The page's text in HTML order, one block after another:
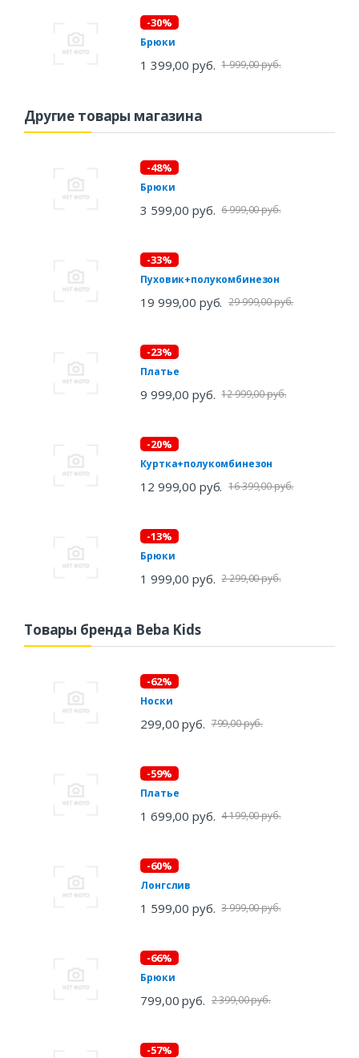
-30%
Брюки
1 399,00 руб. 1 999,00 руб.
Другие товары магазина
-48%
Брюки
3 599,00 руб. 6 999,00 руб.
-33%
Пуховик+полукомбинезон
19 999,00 руб. 29 999,00 руб.
-23%
Платье
9 999,00 руб. 12 999,00 руб.
-20%
Куртка+полукомбинезон
12 999,00 руб. 16 399,00 руб.
-13%
Брюки
1 999,00 руб. 2 299,00 руб.
Товары бренда Beba Kids
-62%
Носки
299,00 руб. 799,00 руб.
-59%
Платье
1 699,00 руб. 4 199,00 руб.
-60%
Лонгслив
1 599,00 руб. 3 999,00 руб.
-66%
Брюки
799,00 руб. 2 399,00 руб.
-57%